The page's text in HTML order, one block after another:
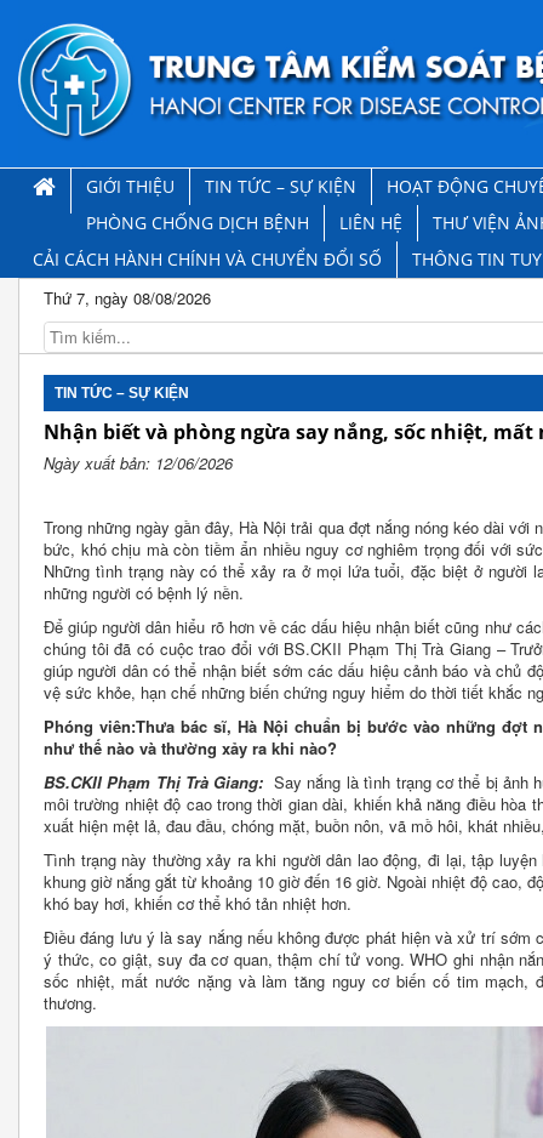
GIỚI THIỆU TIN TỨC – SỰ KIỆN
HOẠT ĐỘNG
PHÒNG CHỐNG DỊCH BỆNH
LIÊN HỆ
THƯ VIỆN
CẢI CÁCH HÀNH CHÍNH VÀ CHUYỂN ĐỔI SỐ
THÔNG TIN
Thứ 7, ngày 08/08/2026
TIN TỨC – SỰ KIỆN
Nhận biết và phòng ngừa say nắng, sốc nhiệt,
Ngày xuất bản: 12/06/2026
Trong những ngày gần đây, Hà Nội trải qua đợt nắng nóng kéo dài
bức, khó chịu mà còn tiềm ẩn nhiều nguy cơ nghiêm trọng đối với
Những tình trạng này có thể xảy ra ở mọi lứa tuổi, đặc biệt ở người
những người có bệnh lý nền.
Để giúp người dân hiểu rõ hơn về các dấu hiệu nhận biết cũng như
chúng tôi đã có cuộc trao đổi với BS.CKII Phạm Thị Trà Giang –
giúp người dân có thể nhận biết sớm các dấu hiệu cảnh báo và chủ
vệ sức khỏe, hạn chế những biến chứng nguy hiểm do thời tiết khắc
Phóng viên:Thưa bác sĩ, Hà Nội chuẩn bị bước vào những đợt
như thế nào và thường xảy ra khi nào?
BS.CKII Phạm Thị Trà Giang: Say nắng là tình trạng cơ thể bị ảnh
môi trường nhiệt độ cao trong thời gian dài, khiến khả năng điều hòa
xuất hiện mệt lả, đau đầu, chóng mặt, buồn nôn, vã mồ hôi, khát
Tình trạng này thường xảy ra khi người dân lao động, đi lại, tập
khung giờ nắng gắt từ khoảng 10 giờ đến 16 giờ. Ngoài nhiệt độ cao,
khó bay hơi, khiến cơ thể khó tản nhiệt hơn.
Điều đáng lưu ý là say nắng nếu không được phát hiện và xử trí sớm
ý thức, co giật, suy đa cơ quan, thậm chí tử vong. WHO ghi nhận
sốc nhiệt, mất nước nặng và làm tăng nguy cơ biến cố tim mạch,
thương.